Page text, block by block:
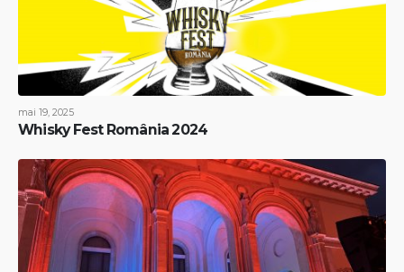
mai 19, 2025
Whisky Fest România 2024